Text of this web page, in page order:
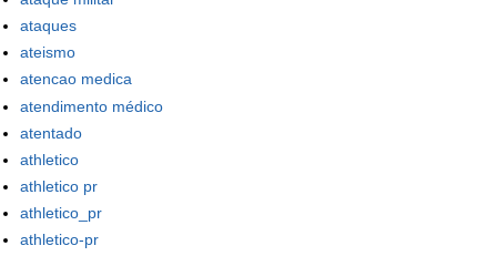
ataques
ateismo
atencao medica
atendimento médico
atentado
athletico
athletico pr
athletico_pr
athletico-pr